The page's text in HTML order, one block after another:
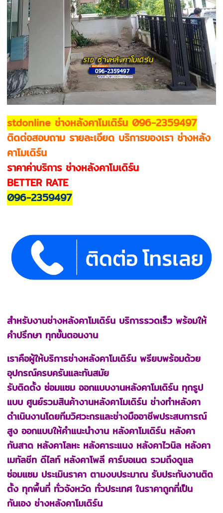
stdonline ช่างหลังคาโมเดิร์น 096-2359497
ติดต่อสอบถาม รายละเอียด บริการของเรา ช่างหลัง
คาโมเดิร์น
ราคาค่าบริการ ช่างหลังคาโมเดิร์น
BETTER RATE
096-2359497
สำหรับงานช่างหลังคาโมเดิร์น บริการรวดเร็ว พร้อมให้
คำปรึกษา ทุกขั้นตอนงาน
เราคือผู้ให้บริการช่างหลังคาโมเดิร์น พรียบพร้อมด้วย
อุปกรณ์ครบครันและทันสมัย
รับติดตั้ง ซ่อมแซม ออกแบบงานหลังคาโมเดิร์น ทุกรูป
แบบ ศูนย์รวมสินค้างานหลังคาโมเดิร์น ช่างทําหลังคา
ดำเนินงานโดยทีมวิศวะกรและช่างมืออาชีพประสบการณ์
สูง ออกแบบให้คำแนะนำงาน หลังคาโมเดิร์น หลังคา
กันสาด หลังคาโลหะ หลังคาระแนง หลังคาไวนิล หลังคา
เมทัลชีท ดีไลท์ หลังคาโพลี คาร์บอเนต รวมถึงดูแล
ซ่อมแซม ประเมินราคา ตามงบประมาณ รับประกันงานติด
ตั้ง ทุกพื้นที่ ทั่วจังหวัด ทั่วประเทศ ในราคาถูกที่เป็น
กันเอง ช่างหลังคาโมเดิร์น